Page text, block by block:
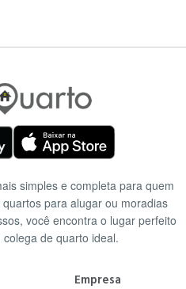
simples e completa para quem
para alugar ou moradias
você encontra o lugar perfeito
de quarto ideal.
Empresa